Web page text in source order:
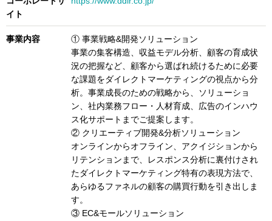
イト
事業内容
① 事業戦略&開発ソリューション
事業の集客構造、収益モデル分析、顧客の育成状
況の把握など、顧客から選ばれ続けるために必要
な課題をダイレクトマーケティングの視点から分
析。事業成長のための戦略から、ソリューショ
ン、社内業務フロー・人材育成、広告のインハウ
ス化サポートまでご提案します。
② クリエーティブ開発&分析ソリューション
オンラインからオフライン、アクイジションから
リテンションまで、レスポンス分析に裏付けされ
たダイレクトマーケティング特有の表現方法で、
あらゆるファネルの顧客の購買行動を引き出しま
す。
③ EC&モールソリューション